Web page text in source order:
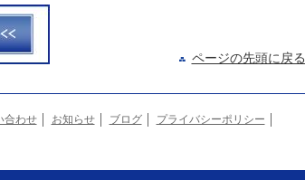
ページの先頭に戻る
合わせ お知らせ ブログ
プライバシーポリシー